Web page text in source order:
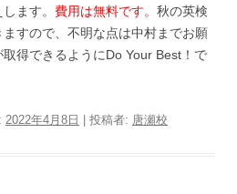
ます。 費用は無料です。 秋の英検
すので、不明な点は中村までお願
得できるようにDo Your Best！で
2022年4月8日 投稿者: 唐瀬校